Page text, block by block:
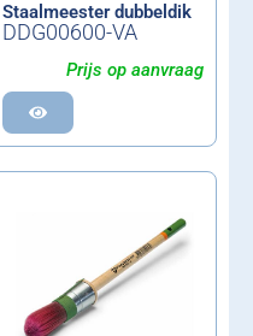
Staalmeester dubbeldik
DDG00600-VA
Prijs op aanvraag